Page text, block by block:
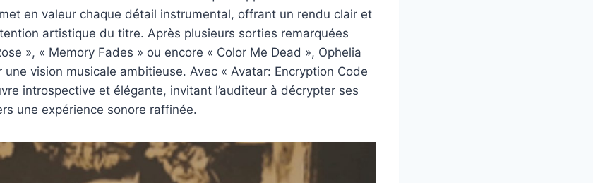
en valeur chaque détail instrumental, offrant un rendu clair et
artistique du titre. Après plusieurs sorties remarquées
», « Memory Fades » ou encore « Color Me Dead », Ophelia
une vision musicale ambitieuse. Avec « Avatar: Encryption Code
introspective et élégante, invitant l’auditeur à décrypter ses
une expérience sonore raffinée.